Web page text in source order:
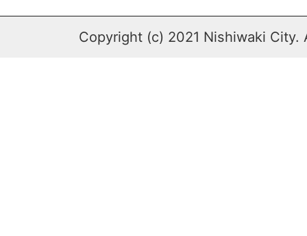
Copyright (c) 2021 Nishiwaki City.